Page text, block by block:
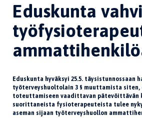
Eduskunta
Eduskunta hyväksyi 25.5. täysistunnossaan
työterveyshuoltolain 3 § muuttamista
toteuttamiseen vaadittavan pätevöittävän
suorittaneista fysioterapeuteista tulee
aseman sijaan työterveyshuollon